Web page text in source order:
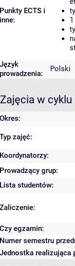
Punkty ECTS i
inne:
Język
prowadzenia:
Polski
Zajęcia w
Okres:
Typ zajęć:
Koordynatorzy:
Prowadzący grup:
Lista studentów:
Zaliczenie:
Czy egzamin:
Numer semestru
Jednostka realizująca